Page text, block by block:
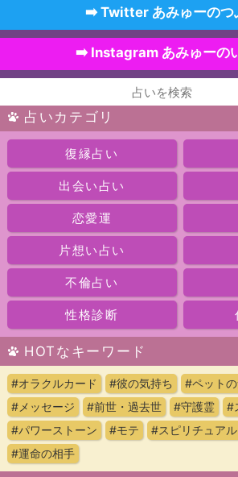
➡️ Twitter あみゅーのつ
➡️ Instagram あみゅーの
占いカテゴリ
復縁占い
出会い占い
恋愛運
片想い占い
不倫占い
性格診断
HOTなキーワード
#オラクルカード #彼の気持ち
#ペット
#メッセージ
#前世・過去世 #守護霊
#
#パワーストーン
#モテ #スピリチュアル
#運命の相手